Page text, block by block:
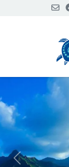
Précédent